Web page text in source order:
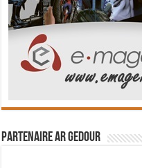
Partenaire Ar Gedour